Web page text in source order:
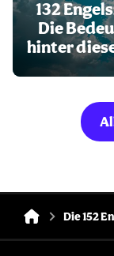
132
Die
hinter
Die 152